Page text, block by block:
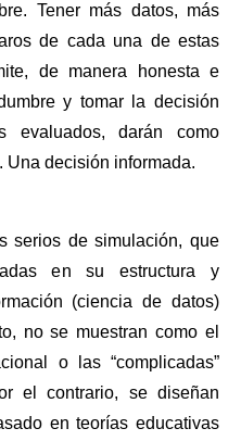
Tener más datos, más
de cada una de estas
de manera honesta e
y tomar la decisión
evaluados, darán como
Una decisión informada.
serios de simulación, que
en su estructura y
(ciencia de datos)
no se muestran como el
o las “complicadas”
el contrario, se diseñan
en teorías educativas